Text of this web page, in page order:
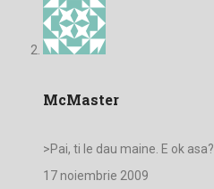
McMaster
>Pai, ti le dau maine. E ok asa?
17 noiembrie 2009